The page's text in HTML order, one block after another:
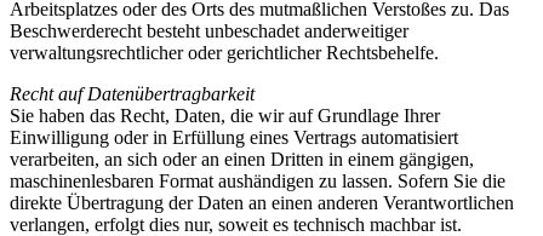
Arbeitsplatzes oder des Orts des mutmaßlichen Verstoßes zu. Das
Beschwerderecht besteht unbeschadet anderweitiger
verwaltungsrechtlicher oder gerichtlicher Rechtsbehelfe.
Recht auf Datenübertragbarkeit
Sie haben das Recht, Daten, die wir auf Grundlage Ihrer
Einwilligung oder in Erfüllung eines Vertrags automatisiert
verarbeiten, an sich oder an einen Dritten in einem gängigen,
maschinenlesbaren Format aushändigen zu lassen. Sofern Sie die
direkte Übertragung der Daten an einen anderen Verantwortlichen
verlangen, erfolgt dies nur, soweit es technisch machbar ist.